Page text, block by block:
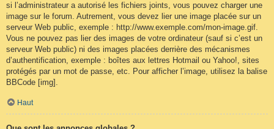
si l’administrateur a autorisé les fichiers joints, vous pouvez charger une
image sur le forum. Autrement, vous devez lier une image placée sur un
serveur Web public, exemple : http://www.exemple.com/mon-image.gif.
Vous ne pouvez pas lier des images de votre ordinateur (sauf si c’est un
serveur Web public) ni des images placées derrière des mécanismes
d’authentification, exemple : boîtes aux lettres Hotmail ou Yahoo!, sites
protégés par un mot de passe, etc. Pour afficher l’image, utilisez la balise
BBCode [img].
Haut